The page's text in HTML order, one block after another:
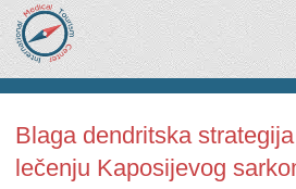
Blaga dendritska
lečenju Kaposijevog